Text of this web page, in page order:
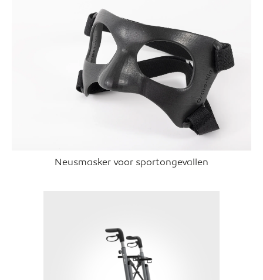
Neusmasker voor sportongevallen